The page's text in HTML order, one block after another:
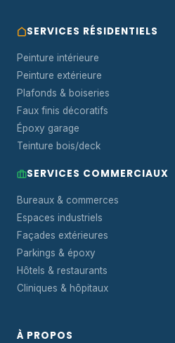
SERVICES RÉSIDENTIELS
Peinture intérieure
Peinture extérieure
Plafonds & boiseries
Faux finis décoratifs
Époxy garage
Teinture bois/deck
SERVICES COMMERCIAUX
Bureaux & commerces
Espaces industriels
Façades extérieures
Parkings & époxy
Hôtels & restaurants
Cliniques & hôpitaux
À PROPOS